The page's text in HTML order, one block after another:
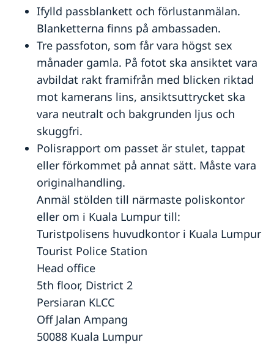
Terrorism
Naturförhållanden och katastrofer
In- och utresebestämmelser
Hälso- och sjukvård
Lokala lagar och sedvänjor
Kriminalitet och personlig säkerhet
Trafiksäkerhet
Se till att vara försäkrad
Behöver jag visum för att resa in i Malaysia?
Landfakta
Arv i internationella situationer
SOS-International, Falck Global Assistance, ERV &
Gouda
Ifylld passblankett och förlustanmälan.
Blanketterna finns på ambassaden.
Tre passfoton, som får vara högst sex
månader gamla. På fotot ska ansiktet vara
avbildat rakt framifrån med blicken riktad
mot kamerans lins, ansiktsuttrycket ska
vara neutralt och bakgrunden ljus och
skuggfri.
Polisrapport om passet är stulet, tappat
eller förkommet på annat sätt. Måste vara
originalhandling.
Anmäl stölden till närmaste poliskontor
eller om i Kuala Lumpur till:
Turistpolisens huvudkontor i Kuala Lumpur
Tourist Police Station
Head office
5th floor, District 2
Persiaran KLCC
Off Jalan Ampang
50088 Kuala Lumpur